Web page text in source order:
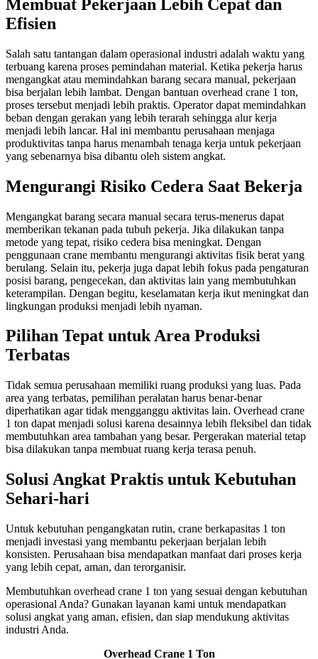
Membuat Pekerjaan Lebih Cepat dan
Efisien
Salah satu tantangan dalam operasional industri adalah waktu yang
terbuang karena proses pemindahan material. Ketika pekerja harus
mengangkat atau memindahkan barang secara manual, pekerjaan
bisa berjalan lebih lambat. Dengan bantuan overhead crane 1 ton,
proses tersebut menjadi lebih praktis. Operator dapat memindahkan
beban dengan gerakan yang lebih terarah sehingga alur kerja
menjadi lebih lancar. Hal ini membantu perusahaan menjaga
produktivitas tanpa harus menambah tenaga kerja untuk pekerjaan
yang sebenarnya bisa dibantu oleh sistem angkat.
Mengurangi Risiko Cedera Saat Bekerja
Mengangkat barang secara manual secara terus-menerus dapat
memberikan tekanan pada tubuh pekerja. Jika dilakukan tanpa
metode yang tepat, risiko cedera bisa meningkat. Dengan
penggunaan crane membantu mengurangi aktivitas fisik berat yang
berulang. Selain itu, pekerja juga dapat lebih fokus pada pengaturan
posisi barang, pengecekan, dan aktivitas lain yang membutuhkan
keterampilan. Dengan begitu, keselamatan kerja ikut meningkat dan
lingkungan produksi menjadi lebih nyaman.
Pilihan Tepat untuk Area Produksi
Terbatas
Tidak semua perusahaan memiliki ruang produksi yang luas. Pada
area yang terbatas, pemilihan peralatan harus benar-benar
diperhatikan agar tidak mengganggu aktivitas lain. Overhead crane
1 ton dapat menjadi solusi karena desainnya lebih fleksibel dan tidak
membutuhkan area tambahan yang besar. Pergerakan material tetap
bisa dilakukan tanpa membuat ruang kerja terasa penuh.
Solusi Angkat Praktis untuk Kebutuhan
Sehari-hari
Untuk kebutuhan pengangkatan rutin, crane berkapasitas 1 ton
menjadi investasi yang membantu pekerjaan berjalan lebih
konsisten. Perusahaan bisa mendapatkan manfaat dari proses kerja
yang lebih cepat, aman, dan terorganisir.
Membutuhkan overhead crane 1 ton yang sesuai dengan kebutuhan
operasional Anda? Gunakan layanan kami untuk mendapatkan
solusi angkat yang aman, efisien, dan siap mendukung aktivitas
industri Anda.
Overhead Crane 1 Ton